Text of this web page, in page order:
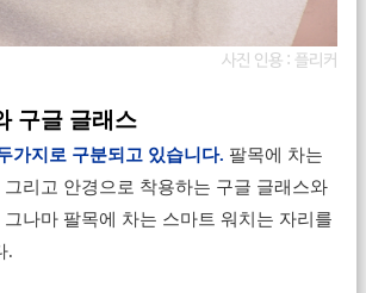
사진 인용 : 플리커
구글 글래스
가지로 구분되고 있습니다. 팔목에 차는
리고 안경으로 착용하는 구글 글래스와
나마 팔목에 차는 스마트 워치는 자리를
.